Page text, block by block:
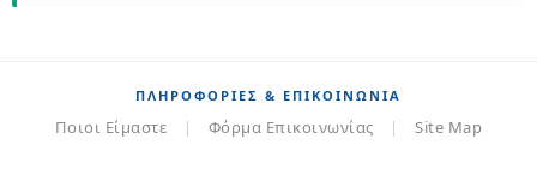
ΠΛΗΡΟΦΟΡΊΕΣ & ΕΠΙΚΟΙΝΩΝΊΑ
Ποιοι Είμαστε | Φόρμα Επικοινωνίας | Site Map